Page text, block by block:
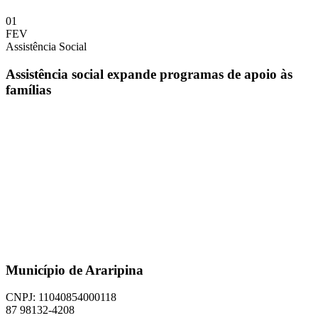
01
FEV
Assistência Social
Assistência social expande programas de apoio às
famílias
Município de Araripina
CNPJ: 11040854000118
87 98132-4208